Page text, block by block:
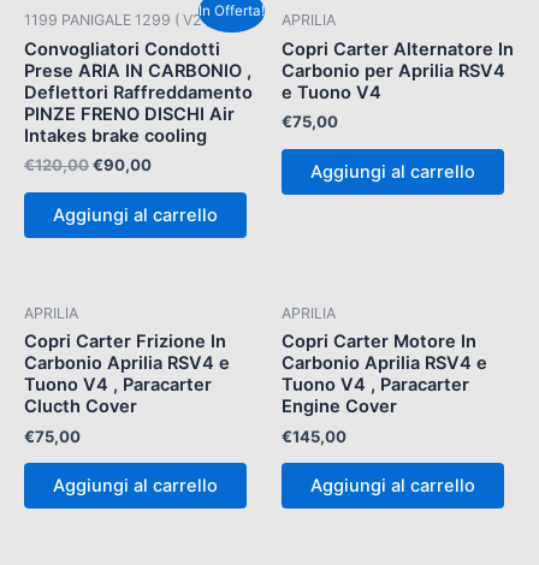
In Offerta!
1199 PANIGALE 1299 ( V2 )
Convogliatori Condotti
Prese ARIA IN CARBONIO ,
Deflettori Raffreddamento
PINZE FRENO DISCHI Air
Intakes brake cooling
€120,00
prezzo
originale
era:
€120,00.
€90,00
prezzo
attuale
è:
€90,00.
Aggiungi al carrello
APRILIA
Copri Carter Alternatore In
Carbonio per Aprilia RSV4
e Tuono V4
€75,00
Aggiungi al carrello
APRILIA
Copri Carter Frizione In
Carbonio Aprilia RSV4 e
Tuono V4 , Paracarter
Clucth Cover
€75,00
Aggiungi al carrello
APRILIA
Copri Carter Motore In
Carbonio Aprilia RSV4 e
Tuono V4 , Paracarter
Engine Cover
€145,00
Aggiungi al carrello